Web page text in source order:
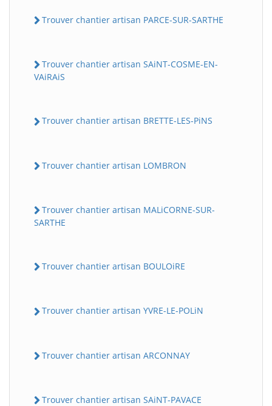
Trouver chantier artisan PARCE-SUR-SARTHE
Trouver chantier artisan SAiNT-COSME-EN-
VAiRAiS
Trouver chantier artisan BRETTE-LES-PiNS
Trouver chantier artisan LOMBRON
Trouver chantier artisan MALiCORNE-SUR-
SARTHE
Trouver chantier artisan BOULOiRE
Trouver chantier artisan YVRE-LE-POLiN
Trouver chantier artisan ARCONNAY
Trouver chantier artisan SAiNT-PAVACE